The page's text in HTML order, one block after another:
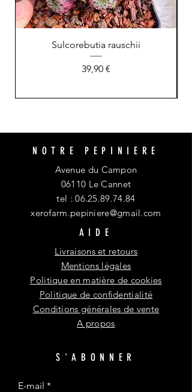
Sulcorebutia rauschii
Prix
39,90 €
NOTRE PEPINIERE
Avenue du Campon
06110 Le Cannet
tel :06.25.89.74.84
xerofarm.pepiniere@gmail.com
AIDE
Livraisons et retours
Mentions légales
Politique en matière de cookies
Politique de confidentialité
Conditions générales de vente
A propos
S'ABONNER
E-mail